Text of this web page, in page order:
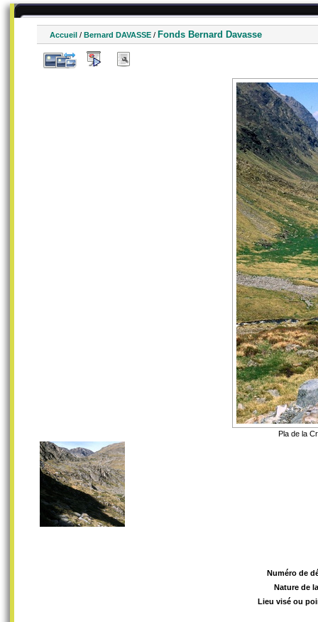
Accueil / Bernard DAVASSE / Fonds Bernard Davasse
Pla de la
Numéro de
Nature de
Lieu visé ou